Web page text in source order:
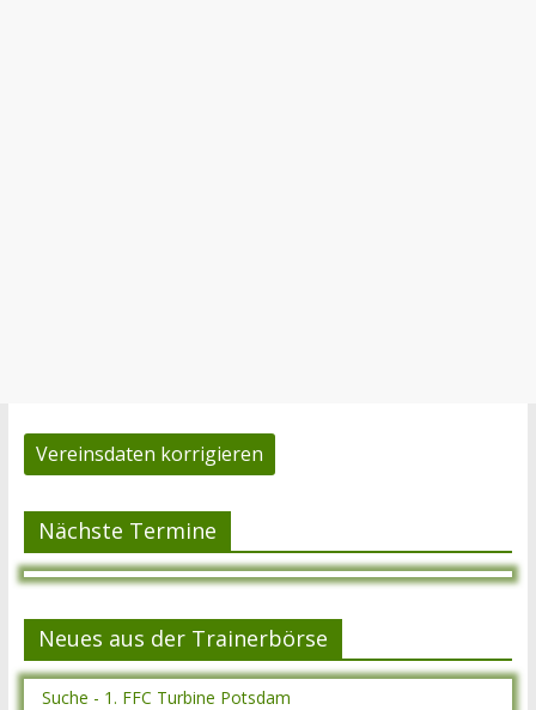
Vereinsdaten korrigieren
Nächste Termine
Neues aus der Trainerbörse
Suche - 1. FFC Turbine Potsdam